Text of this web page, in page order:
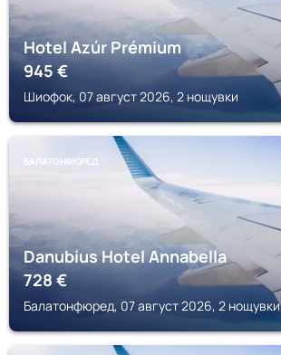
Hotel Azúr Prémium
945€
Шиофок, 07 август 2026, 2 нощувки
БАЛАТОНФЮРЕД
Danubius Hotel Annabella
728€
Балатонфюред, 07 август 2026, 2 нощувки